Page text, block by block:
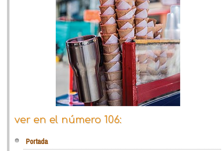
ver en el número 106:
Portada